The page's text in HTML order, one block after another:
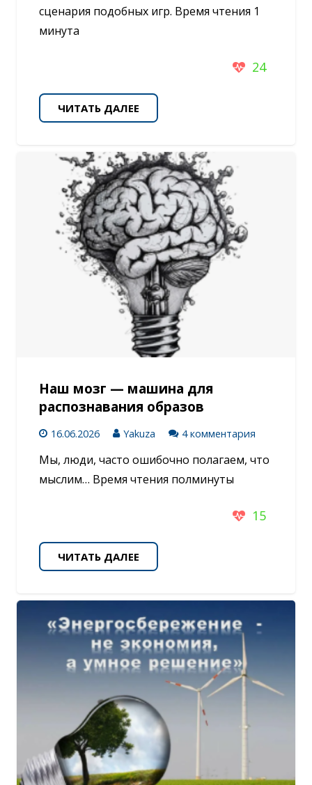
сценария подобных игр. Время чтения 1
минута
24
ЧИТАТЬ ДАЛЕЕ
Наш мозг — машина для
распознавания образов
16.06.2026 Yakuza 4 комментария
Мы, люди, часто ошибочно полагаем, что
мыслим… Время чтения полминуты
15
ЧИТАТЬ ДАЛЕЕ